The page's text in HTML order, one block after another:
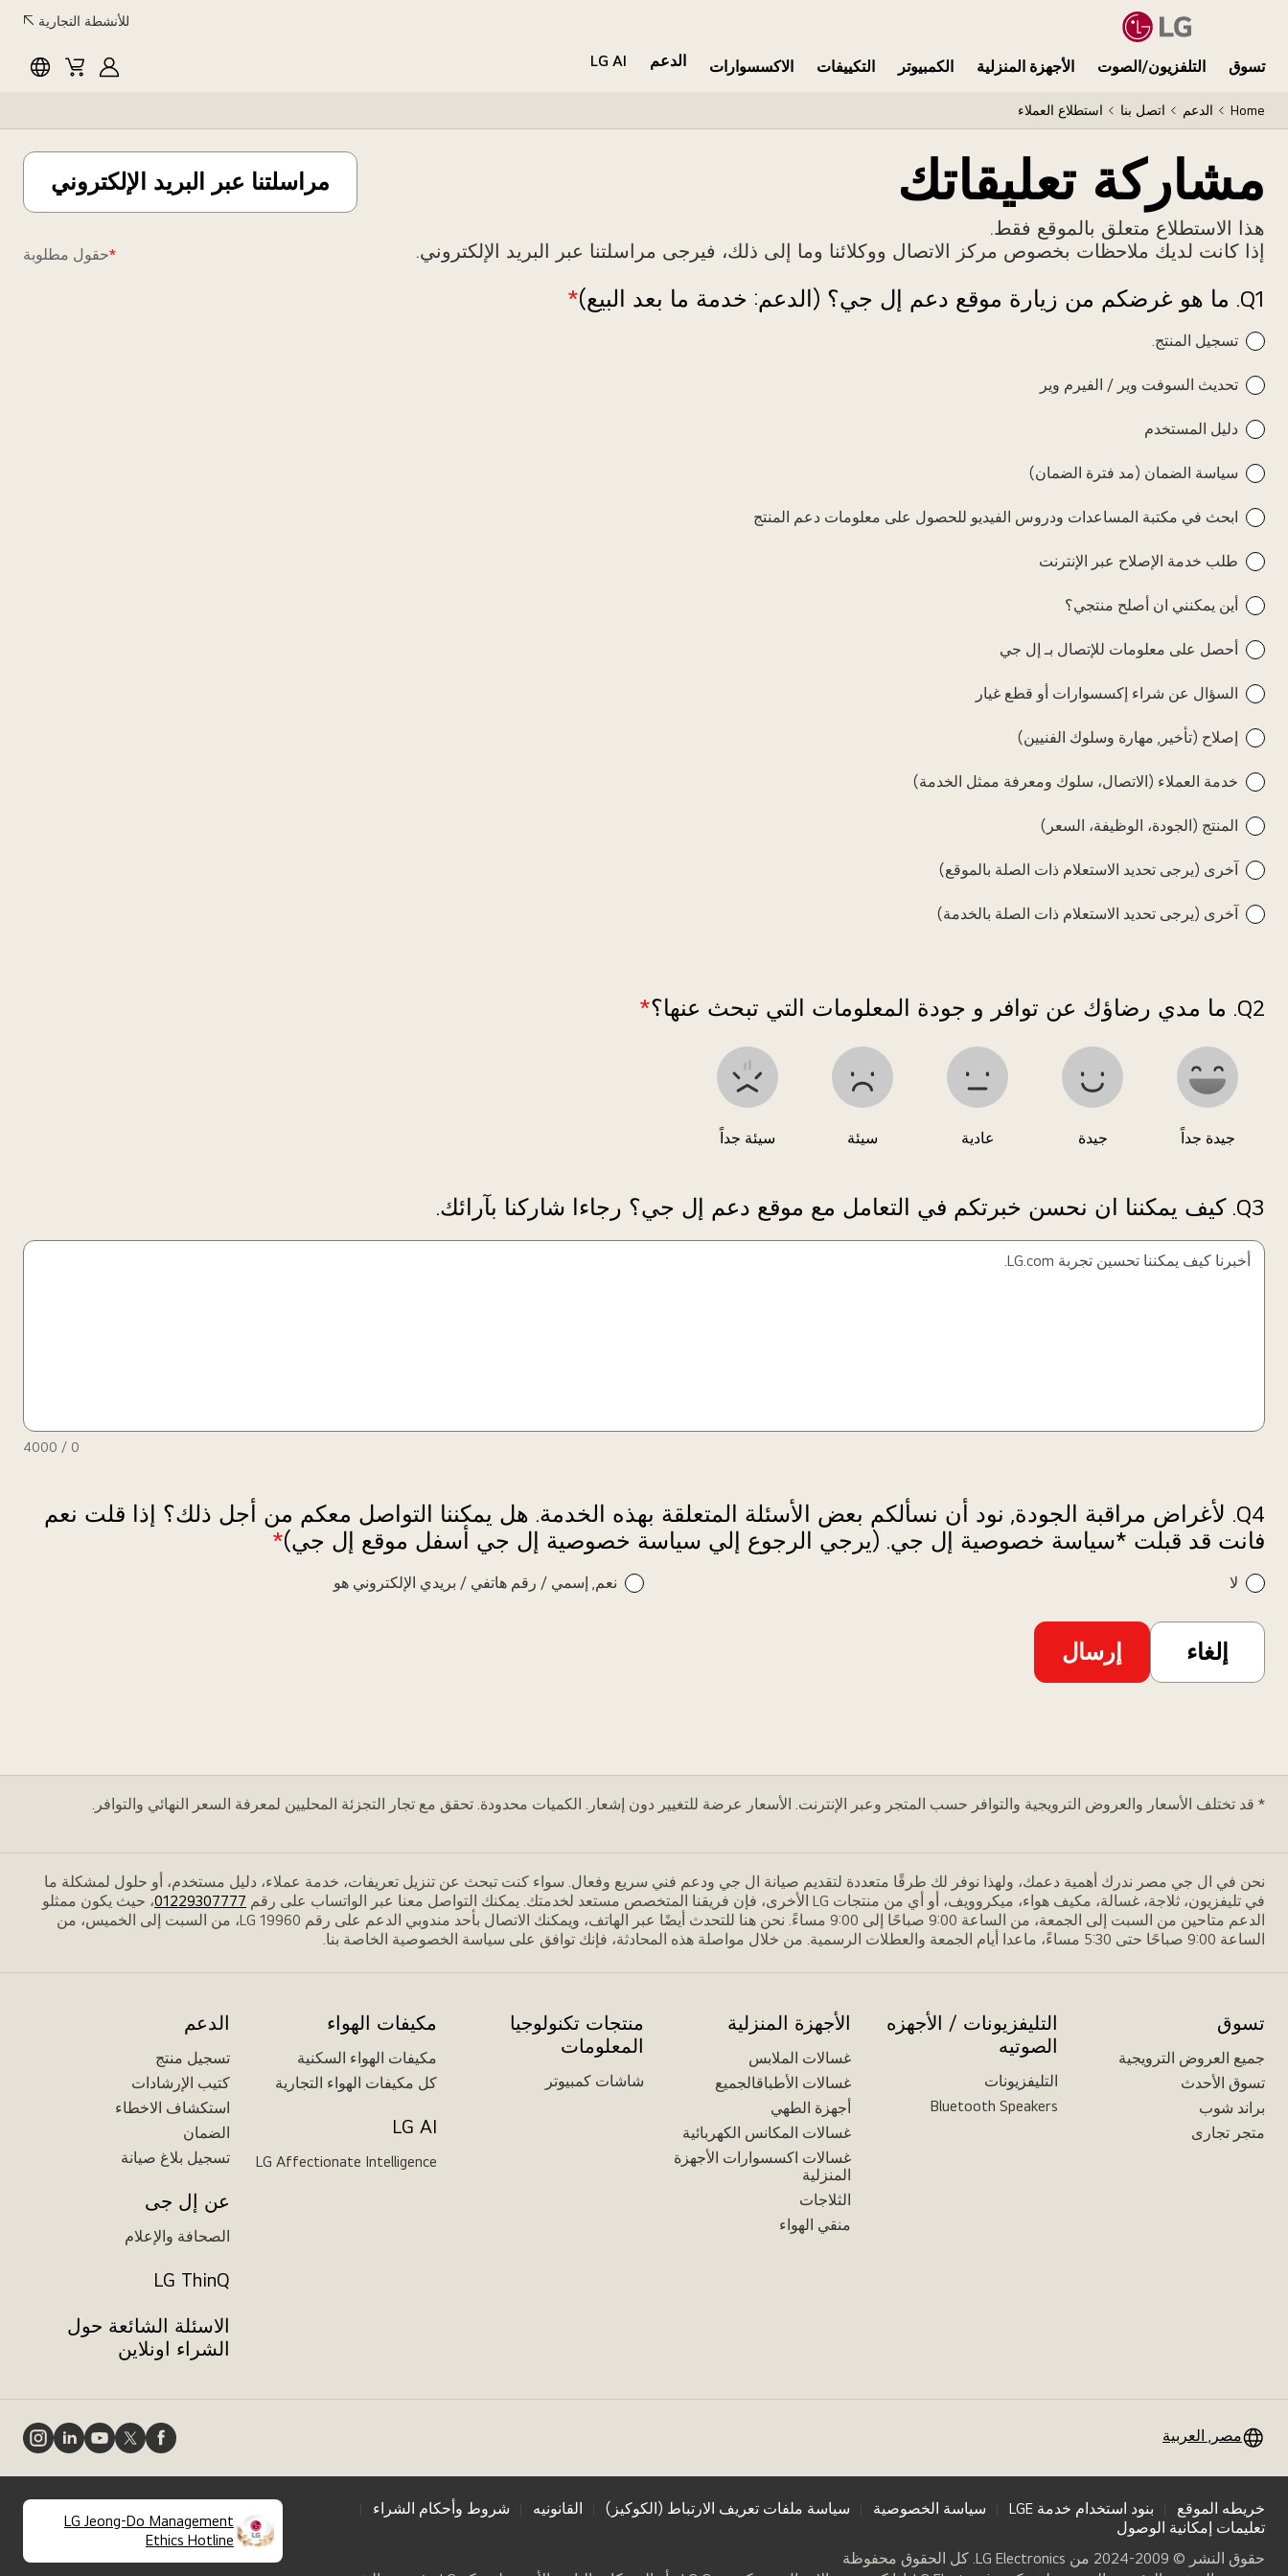
للأنشطة التجارية
تسوق التلفزيون/الصوت الأجهزة المنزلية الكمبيوتر التكييفات الاكسسوارات الدعم
LG AI
myLGسلة
اللغة
Home الدعم اتصل بنا استطلاع العملاء
مشاركة تعليقاتك
هذا الاستطلاع متعلق بالموقع فقط.
إذا كانت لديك ملاحظات بخصوص مركز الاتصال ووكلائنا وما إلى ذلك، فيرجى مراسلتنا عبر البريد الإلكتروني.
مراسلتنا عبر البريد الإلكتروني
*حقول مطلوبة
Q1. ما هو غرضكم من زيارة موقع دعم إل جي؟ (الدعم: خدمة ما بعد البيع)*
تسجيل المنتج.
تحديث السوفت وير / الفيرم وير
دليل المستخدم
سياسة الضمان (مد فترة الضمان)
ابحث في مكتبة المساعدات ودروس الفيديو للحصول على معلومات دعم المنتج
طلب خدمة الإصلاح عبر الإنترنت
أين يمكنني ان أصلح منتجي؟
أحصل على معلومات للإتصال بـ إل جي
السؤال عن شراء إكسسوارات أو قطع غيار
إصلاح (تأخير, مهارة وسلوك الفنيين)
خدمة العملاء (الاتصال، سلوك ومعرفة ممثل الخدمة)
المنتج (الجودة، الوظيفة، السعر)
آخرى (يرجى تحديد الاستعلام ذات الصلة بالموقع)
آخرى (يرجى تحديد الاستعلام ذات الصلة بالخدمة)
Q2. ما مدي رضاؤك عن توافر و جودة المعلومات التي تبحث عنها؟*
جيدة جداً جيدة عادية سيئة
سيئة جداً
Q3. كيف يمكننا ان نحسن خبرتكم في التعامل مع موقع دعم إل جي؟ رجاءا شاركنا بآرائك.
0
/
4000
Q4. لأغراض مراقبة الجودة, نود أن نسألكم بعض الأسئلة المتعلقة بهذه الخدمة. هل يمكننا التواصل معكم من أجل ذلك؟ إذا قلت نعم
فانت قد قبلت *سياسة خصوصية إل جي. (يرجي الرجوع إلي سياسة خصوصية إل جي أسفل موقع إل جي)*
لا
نعم, إسمي / رقم هاتفي / بريدي الإلكتروني هو
مطلوبة
إلغاء إرسال
* قد تختلف الأسعار والعروض الترويجية والتوافر حسب المتجر وعبر الإنترنت. الأسعار عرضة للتغيير دون إشعار. الكميات محدودة. تحقق مع تجار التجزئة المحليين لمعرفة السعر النهائي والتوافر.
نحن في ال جي مصر ندرك أهمية دعمك، ولهذا نوفر لك طرقًا متعددة لتقديم صيانة ال جي ودعم فني سريع وفعال. سواء كنت تبحث عن تنزيل تعريفات، خدمة عملاء، دليل مستخدم، أو حلول لمشكلة ما
في تليفزيون، ثلاجة، غسالة، مكيف هواء، ميكروويف، أو أي من منتجات LG الأخرى، فإن فريقنا المتخصص مستعد لخدمتك. يمكنك التواصل معنا عبر الواتساب على رقم
01229307777، حيث يكون ممثلو
الدعم متاحين من السبت إلى الجمعة، من الساعة 9:00 صباحًا إلى 9:00 مساءً. نحن هنا للتحدث أيضًا عبر الهاتف، ويمكنك الاتصال بأحد مندوبي الدعم على رقم LG 19960، من السبت إلى الخميس، من
الساعة 9:00 صباحًا حتى 5:30 مساءً، ماعدا أيام الجمعة والعطلات الرسمية. من خلال مواصلة هذه المحادثة، فإنك توافق على سياسة الخصوصية الخاصة بنا.
تسوق
جميع العروض الترويجية
تسوق الأحدث
براند شوب
متجر تجارى
التليفزيونات / الأجهزه
الصوتيه
التليفزيونات
Bluetooth Speakers
الأجهزة المنزلية
غسالات الملابس
غسالات الأطباقالجميع
أجهزة الطهي
غسالات المكانس الكهربائية
غسالات اكسسوارات الأجهزة
المنزلية
الثلاجات
منقي الهواء
منتجات تكنولوجيا
المعلومات
شاشات كمبيوتر
مكيفات الهواء
مكيفات الهواء السكنية
كل مكيفات الهواء التجارية
LG AI
LG Affectionate Intelligence
الدعم
تسجيل منتج
كتيب الإرشادات
استكشاف الاخطاء
الضمان
تسجيل بلاغ صيانة
عن إل جى
الصحافة والإعلام
LG ThinQ
الاسئلة الشائعة حول
الشراء اونلاين
مصر, العربية
خريطه الموقع بنود استخدام خدمة LGE سياسة الخصوصية سياسة ملفات تعريف الارتباط (الكوكيز) القانونيه
شروط وأحكام الشراء
تعليمات إمكانية الوصول
حقوق النشر © 2009-2024 من LG Electronics. كل الحقوق محفوظة
LG Jeong-Do Management
Ethics Hotline
(
opens